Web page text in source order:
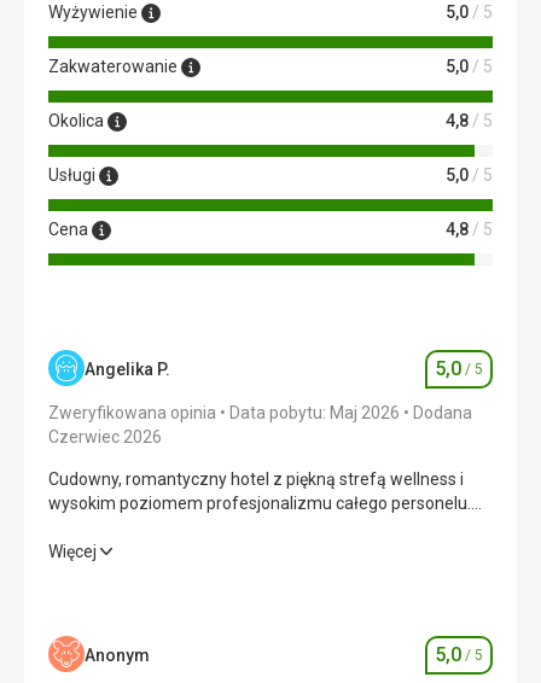
Wyżywienie 5,0 / 5
Zakwaterowanie 5,0 / 5
Okolica 4,8 / 5
Usługi 5,0 / 5
Cena 4,8 / 5
Angelika P. Ocena
5,0 / 5
Zweryfikowana opinia Data pobytu: Maj 2026
Dodana
Czerwiec 2026
Cudowny, romantyczny hotel z piękną strefą wellness i
wysokim poziomem profesjonalizmu całego personelu.
Cudowny, romantyczny hotel z piękną strefą wellness i
Wyżywienie 5,0/ 5
Więcej
Anonym Ocena
5,0 / 5